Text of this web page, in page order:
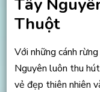
Thuột
Với những cánh
Nguyên luôn thu
vẻ đẹp thiên nhiên